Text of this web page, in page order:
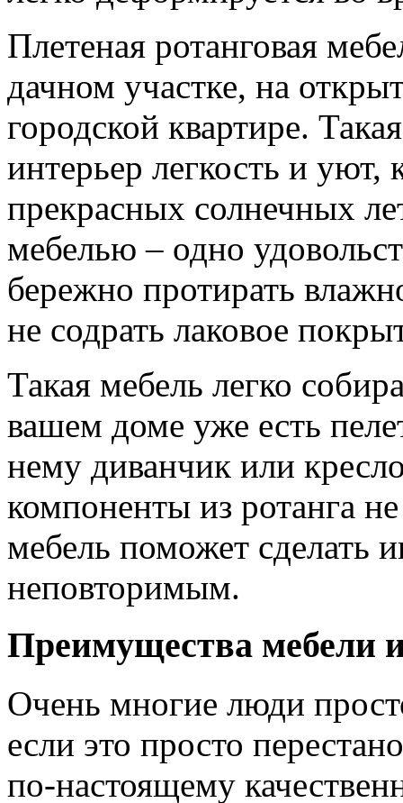
Плетеная ротанговая
дачном участке, на
городской квартире.
интерьер легкость и
прекрасных солнечных
мебелью – одно
бережно протирать
не содрать лаковое
Такая мебель легко
вашем доме уже есть
нему диванчик или
компоненты из ротанга
мебель поможет сделать
неповторимым.
Преимущества мебели
Очень многие люди
если это просто
по-настоящему